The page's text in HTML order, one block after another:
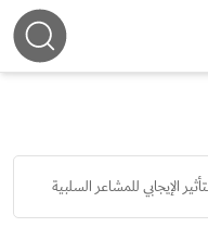
الإيجابي للمشاعر السلبية